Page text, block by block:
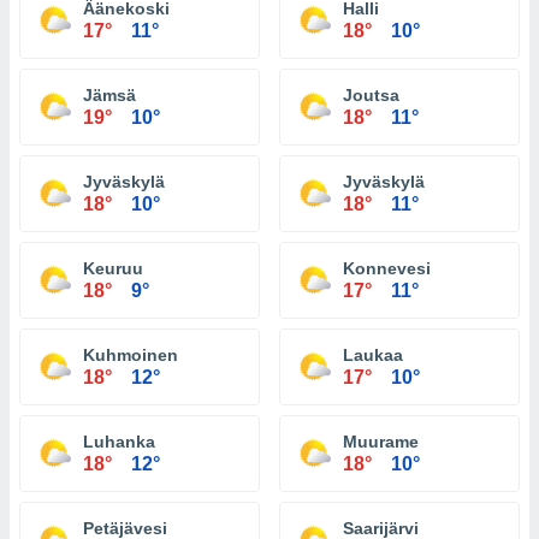
Äänekoski
17° 11°
Halli
18° 10°
Jämsä
19° 10°
Joutsa
18° 11°
Jyväskylä
18° 10°
Jyväskylä
18° 11°
Keuruu
18° 9°
Konnevesi
17° 11°
Kuhmoinen
18° 12°
Laukaa
17° 10°
Luhanka
18° 12°
Muurame
18° 10°
Petäjävesi Saarijärvi